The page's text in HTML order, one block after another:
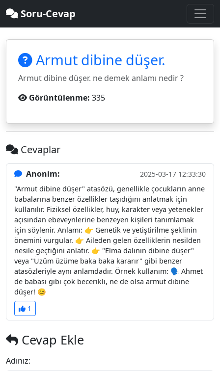
Soru-Cevap
Armut dibine düşer.
Armut dibine düşer. ne demek anlamı nedir ?
Görüntülenme: 335
Cevaplar
Anonim:
2025-03-17 12:33:30
"Armut dibine düşer" atasözü, genellikle çocukların anne
babalarına benzer özellikler taşıdığını anlatmak için
kullanılır. Fiziksel özellikler, huy, karakter veya yetenekler
açısından ebeveynlerine benzeyen kişileri tanımlamak
için söylenir. Anlamı: 👉 Genetik ve yetiştirilme şeklinin
önemini vurgular. 👉 Aileden gelen özelliklerin nesilden
nesile geçtiğini anlatır. 👉 "Elma dalının dibine düşer"
veya "Üzüm üzüme baka baka kararır" gibi benzer
atasözleriyle aynı anlamdadır. Örnek kullanım: 🗣 Ahmet
de babası gibi çok becerikli, ne de olsa armut dibine
düşer! 😊
1
Cevap Ekle
Adınız: